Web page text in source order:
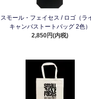
スモール・フェイセス / ロゴ（ラ
キャンバストートバッグ 2色）
2,850円(内税)